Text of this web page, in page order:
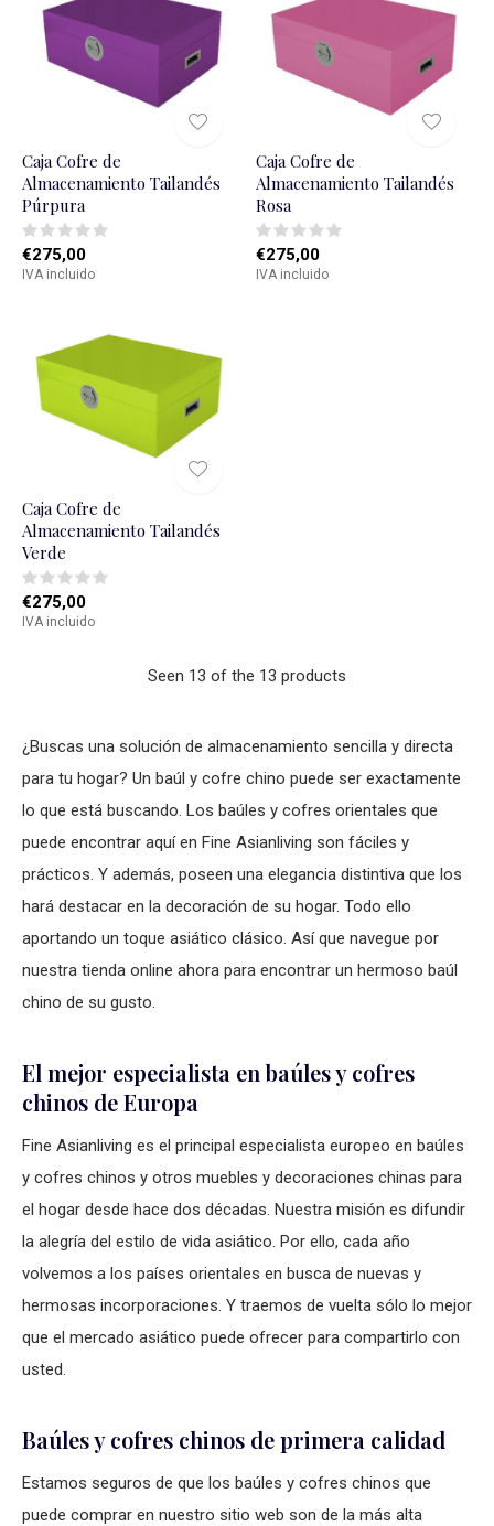
Caja Cofre de
Almacenamiento Tailandés
Púrpura
€275,00
IVA incluido
Caja Cofre de
Almacenamiento Tailandés
Rosa
€275,00
IVA incluido
Caja Cofre de
Almacenamiento Tailandés
Verde
€275,00
IVA incluido
Seen 13 of the 13 products
¿Buscas una solución de almacenamiento sencilla y directa
para tu hogar? Un baúl y cofre chino puede ser exactamente
lo que está buscando. Los baúles y cofres orientales que
puede encontrar aquí en Fine Asianliving son fáciles y
prácticos. Y además, poseen una elegancia distintiva que los
hará destacar en la decoración de su hogar. Todo ello
aportando un toque asiático clásico. Así que navegue por
nuestra tienda online ahora para encontrar un hermoso baúl
chino de su gusto.
El mejor especialista en baúles y cofres
chinos de Europa
Fine Asianliving es el principal especialista europeo en baúles
y cofres chinos y otros muebles y decoraciones chinas para
el hogar desde hace dos décadas. Nuestra misión es difundir
la alegría del estilo de vida asiático. Por ello, cada año
volvemos a los países orientales en busca de nuevas y
hermosas incorporaciones. Y traemos de vuelta sólo lo mejor
que el mercado asiático puede ofrecer para compartirlo con
usted.
Baúles y cofres chinos de primera calidad
Estamos seguros de que los baúles y cofres chinos que
puede comprar en nuestro sitio web son de la más alta